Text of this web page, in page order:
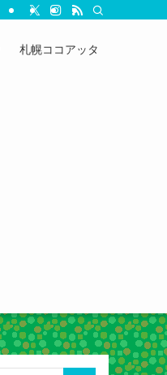
札幌ココアッタ